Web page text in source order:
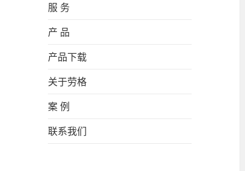
服 务
产 品
产品下载
关于劳格
案 例
联系我们